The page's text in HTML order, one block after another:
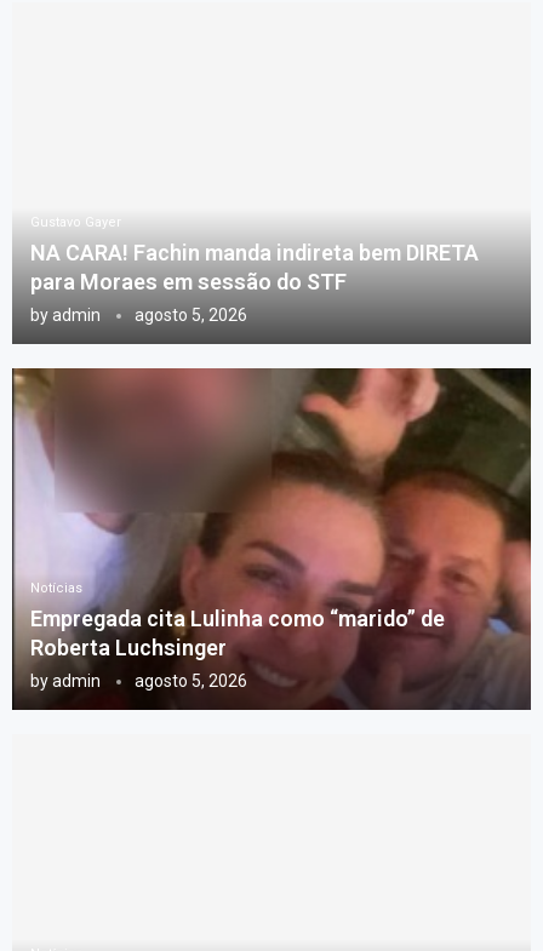
Gustavo Gayer
NA CARA! Fachin manda indireta bem DIRETA
para Moraes em sessão do STF
by admin agosto 5, 2026
Notícias
Empregada cita Lulinha como “marido” de
Roberta Luchsinger
byadmin agosto 5, 2026